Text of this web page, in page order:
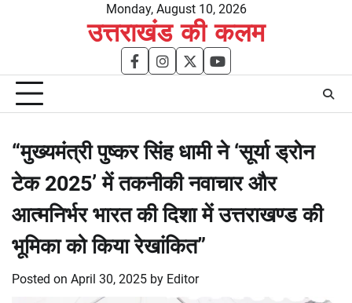
Monday, August 10, 2026
उत्तराखंड की कलम
facebookinstagram
twitteryoutube
“मुख्यमंत्री पुष्कर सिंह धामी ने ‘सूर्या ड्रोन
टेक 2025’ में तकनीकी नवाचार और
आत्मनिर्भर भारत की दिशा में उत्तराखण्ड की
भूमिका को किया रेखांकित”
Posted on April 30, 2025 by Editor